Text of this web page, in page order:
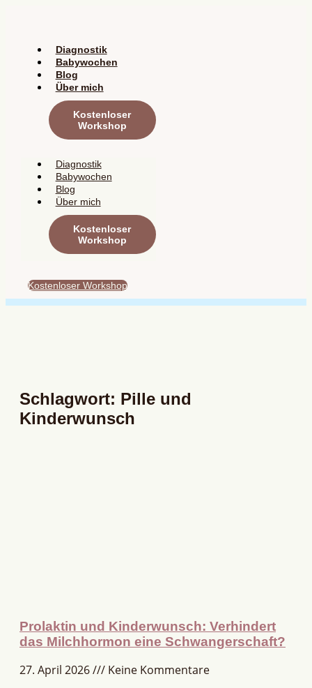
Diagnostik
Babywochen
Blog
Über mich
Kostenloser
Workshop
Diagnostik
Babywochen
Blog
Über mich
Kostenloser
Workshop
Kostenloser Workshop
Schlagwort: Pille und
Kinderwunsch
Prolaktin und Kinderwunsch: Verhindert
das Milchhormon eine Schwangerschaft?
27. April 2026
Keine Kommentare